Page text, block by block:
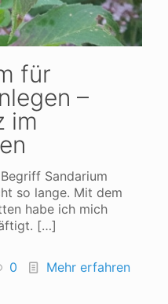
für
–
im
Sandarium
so lange. Mit dem
habe ich mich
[…]
0 Mehr erfahren